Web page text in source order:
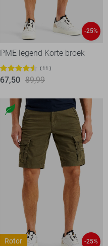
-25%
PME legend Korte broek
11
67,50 89,99
Rotor -25%